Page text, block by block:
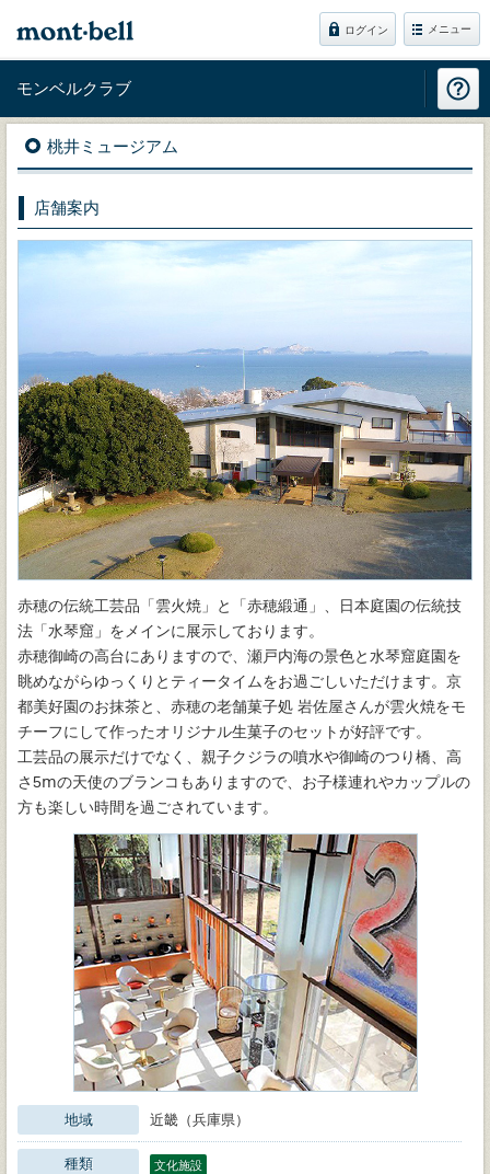
ログイン メニュー
モンベルクラブ
桃井ミュージアム
店舗案内
赤穂の伝統工芸品「雲火焼」と「赤穂緞通」、日本庭園の伝統技
法「水琴窟」をメインに展示しております。
赤穂御崎の高台にありますので、瀬戸内海の景色と水琴窟庭園を
眺めながらゆっくりとティータイムをお過ごしいただけます。京
都美好園のお抹茶と、赤穂の老舗菓子処 岩佐屋さんが雲火焼をモ
チーフにして作ったオリジナル生菓子のセットが好評です。
工芸品の展示だけでなく、親子クジラの噴水や御崎のつり橋、高
さ5ⅿの天使のブランコもありますので、お子様連れやカップルの
方も楽しい時間を過ごされています。
地域 近畿（兵庫県）
種類 文化施設